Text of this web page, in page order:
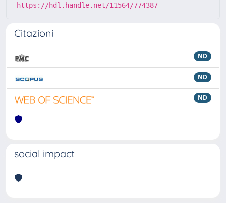
https://hdl.handle.net/11564/774387
Citazioni
ND
ND
ND
social impact